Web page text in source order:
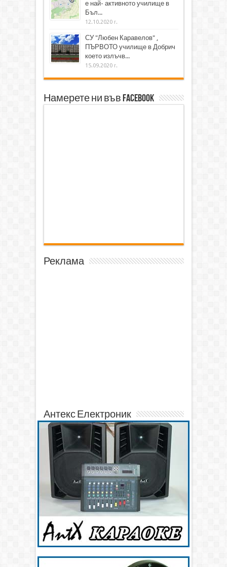
е най- активното училище в
Бъл...
12.10.2020 г.
СУ "Любен Каравелов" ,
ПЪРВОТО училище в Добрич
което излъчв...
15.09.2020 г.
Намерете ни във Facebook
Реклама
Антекс Електроник